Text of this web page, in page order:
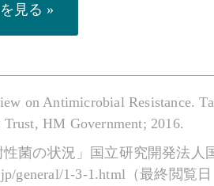
見る »
on Antimicrobial Resistance.
HM Government; 2016.
菌の状況」国立研究開発法人
general/1-3-1.html（最終閲覧日